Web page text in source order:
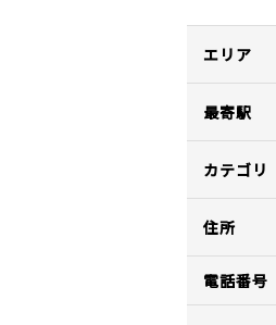
エリア
最寄駅
カテゴリ
住所
電話番号